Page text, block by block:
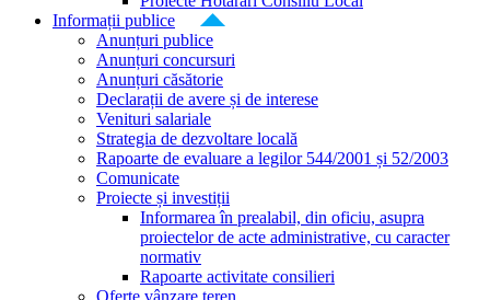
Informații publice
Anunțuri publice
Anunțuri concursuri
Anunțuri căsătorie
Declarații de avere și de interese
Venituri salariale
Strategia de dezvoltare locală
Rapoarte de evaluare a legilor 544/2001 și 52/2003
Comunicate
Proiecte și investiții
Informarea în prealabil, din oficiu, asupra
proiectelor de acte administrative, cu caracter
normativ
Rapoarte activitate consilieri
Oferte vânzare teren